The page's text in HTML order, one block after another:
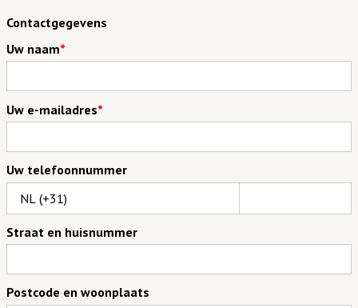
Contactgegevens
Uw naam*
Uw e-mailadres*
Uw telefoonnummer
Straat en huisnummer
Postcode en woonplaats